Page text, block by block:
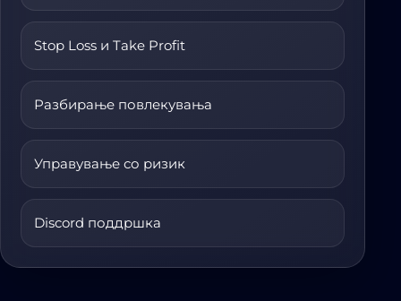
Stop Loss и Take Profit
Разбирање повлекувања
Управување со ризик
Discord поддршка